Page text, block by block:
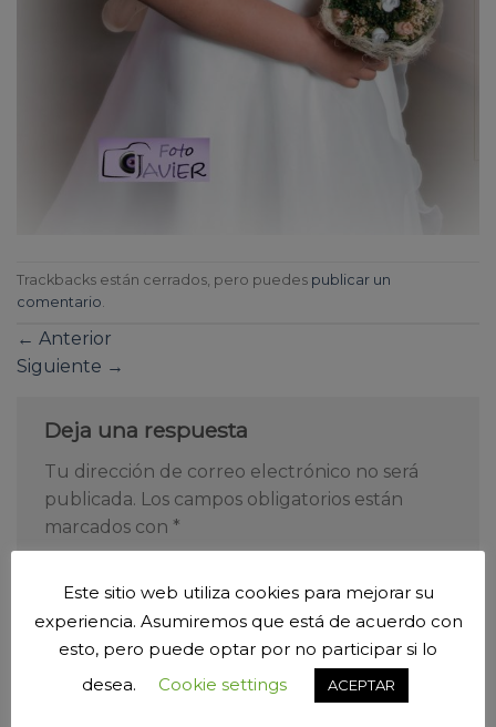
Trackbacks están cerrados, pero puedes publicar un
comentario.
← Anterior
Siguiente →
Deja una respuesta
Tu dirección de correo electrónico no será
publicada. Los campos obligatorios están
marcados con *
Este sitio web utiliza cookies para mejorar su
experiencia. Asumiremos que está de acuerdo con
esto, pero puede optar por no participar si lo
desea.
Cookie settings ACEPTAR